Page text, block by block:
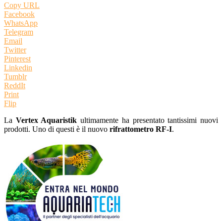
Copy URL
Facebook
WhatsApp
Telegram
Email
Twitter
Pinterest
Linkedin
Tumblr
ReddIt
Print
Flip
La Vertex Aquaristik ultimamente ha presentato tantissimi nuovi
prodotti. Uno di questi è il nuovo rifrattometro RF-I.